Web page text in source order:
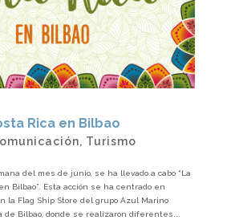
Rica en Bilbao
, Turismo
del mes de junio, se ha llevado a cabo “La
Bilbao”. Esta acción se ha centrado en
la Flag Ship Store del grupo Azul Marino
de Bilbao, donde se realizaron diferentes...